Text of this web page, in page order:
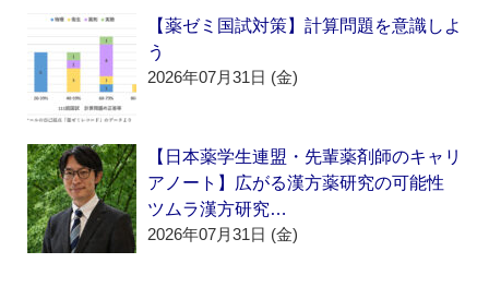
【薬ゼミ国試対策】計算問題を意識しよ
う
2026年07月31日 (金)
【日本薬学生連盟・先輩薬剤師のキャリ
アノート】広がる漢方薬研究の可能性
ツムラ漢方研究…
2026年07月31日 (金)